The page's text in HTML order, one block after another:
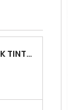
PFI-050 PACK TINTAS COMPATIVEIS